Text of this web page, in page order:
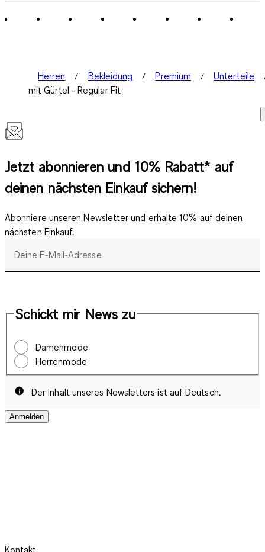
Herren Bekleidung Premium
Unterteile
mit Gürtel - Regular Fit
Jetzt abonnieren und 10% Rabatt* auf
deinen nächsten Einkauf sichern!
Abonniere unseren Newsletter und erhalte 10% auf deinen
nächsten Einkauf.
Deine E-Mail-Adresse
Schickt mir News zu
Damenmode
Herrenmode
Der Inhalt unseres Newsletters ist auf Deutsch.
Anmelden
Kontakt